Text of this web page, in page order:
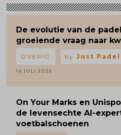
De evolutie van de
groeiende vraag naar
OVERIG by Just Padel
16 JULI 2026
On Your Marks en
de levensechte AI-
voetbalschoenen